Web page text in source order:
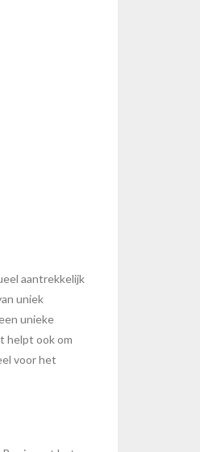
aantrekkelijk
uniek
unieke
helpt ook om
voor het